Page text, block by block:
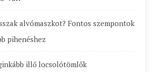
alvómaszkot? Fontos szempontok
pihenéshez
illő locsolótömlők